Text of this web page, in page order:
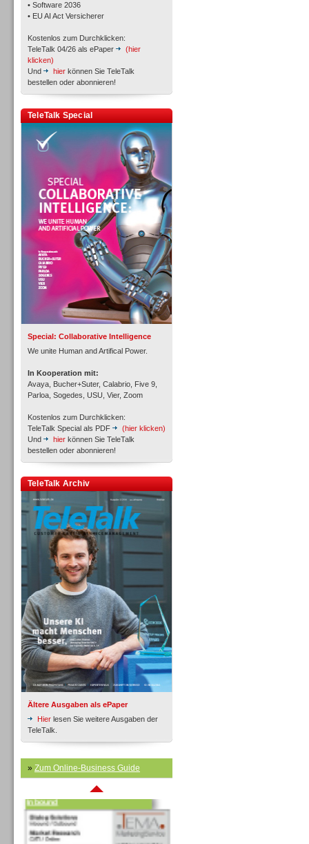
• Software 2036
• EU AI Act Versicherer
Kostenlos zum Durchklicken:
TeleTalk 04/26 als ePaper
(hier
klicken)
Und
hier können Sie TeleTalk
bestellen oder abonnieren!
TeleTalk Special
Special: Collaborative Intelligence
We unite Human and Artifical Power.
In Kooperation mit:
Avaya, Bucher+Suter, Calabrio, Five 9,
Parloa, Sogedes, USU, Vier, Zoom
Kostenlos zum Durchklicken:
TeleTalk Special als PDF
(hier klicken)
Und
hier können Sie TeleTalk
bestellen oder abonnieren!
TeleTalk Archiv
Ältere Ausgaben als ePaper
Hier lesen Sie weitere Ausgaben der
TeleTalk.
» Zum Online-Business Guide
Workforce-Management
Personal
Inbound
Inbound
Inbound
Inbound